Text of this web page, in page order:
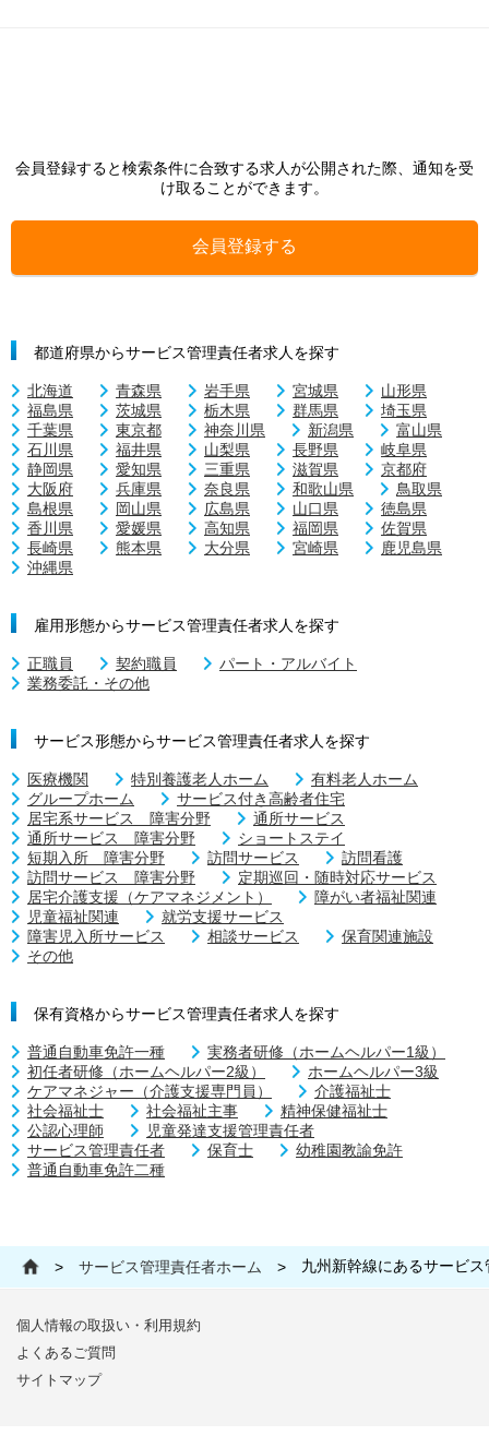
会員登録すると検索条件に合致する求人が公開された際、通知を受
け取ることができます。
会員登録する
都道府県からサービス管理責任者求人を探す
北海道 青森県 岩手県 宮城県
山形県
福島県
茨城県 栃木県 群馬県
埼玉県
千葉県
東京都 神奈川県 新潟県
富山県
石川県
福井県 山梨県 長野県
岐阜県
静岡県
愛知県 三重県 滋賀県
京都府
大阪府
兵庫県 奈良県 和歌山県
鳥取県
島根県
岡山県 広島県 山口県
徳島県
香川県
愛媛県 高知県 福岡県
佐賀県
長崎県
熊本県 大分県 宮崎県
鹿児島県
沖縄県
雇用形態からサービス管理責任者求人を探す
正職員 契約職員
パート・アルバイト
業務委託・その他
サービス形態からサービス管理責任者求人を探す
医療機関 特別養護老人ホーム
有料老人ホーム
グループホーム
サービス付き高齢者住宅
居宅系サービス 障害分野
通所サービス
通所サービス 障害分野
ショートステイ
短期入所 障害分野
訪問サービス
訪問看護
訪問サービス 障害分野
定期巡回・随時対応サービス
居宅介護支援（ケアマネジメント）
障がい者福祉関連
児童福祉関連
就労支援サービス
障害児入所サービス
相談サービス
保育関連施設
その他
保有資格からサービス管理責任者求人を探す
普通自動車免許一種
実務者研修（ホームヘルパー1級）
初任者研修（ホームヘルパー2級）
ホームヘルパー3級
ケアマネジャー（介護支援専門員）
介護福祉士
社会福祉士
社会福祉主事
精神保健福祉士
公認心理師
児童発達支援管理責任者
サービス管理責任者
保育士
幼稚園教諭免許
普通自動車免許二種
> サービス管理責任者ホーム > 九州新幹線にあるサービ
個人情報の取扱い・利用規約
よくあるご質問
サイトマップ